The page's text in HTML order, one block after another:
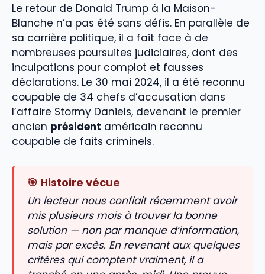
Le retour de Donald Trump à la Maison-
Blanche n’a pas été sans défis. En parallèle de
sa carrière politique, il a fait face à de
nombreuses poursuites judiciaires, dont des
inculpations pour complot et fausses
déclarations. Le 30 mai 2024, il a été reconnu
coupable de 34 chefs d’accusation dans
l’affaire Stormy Daniels, devenant le premier
ancien président américain reconnu
coupable de faits criminels.
🎯 Histoire vécue
Un lecteur nous confiait récemment avoir
mis plusieurs mois à trouver la bonne
solution — non par manque d’information,
mais par excès. En revenant aux quelques
critères qui comptent vraiment, il a